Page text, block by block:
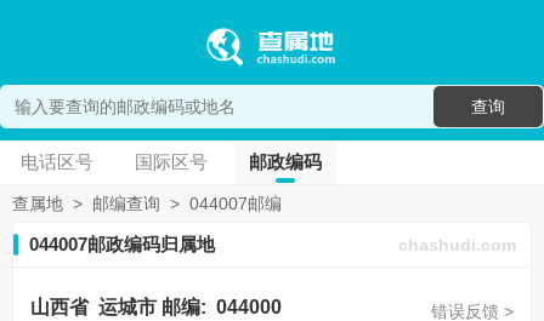
查询
电话区号 国际区号 邮政编码
查属地 > 邮编查询 > 044007邮编
044007邮政编码归属地 chashudi.com
山西省 运城市 邮编: 044000 错误反馈 >